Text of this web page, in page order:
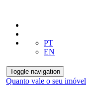
PT
EN
Toggle navigation
Quanto vale o seu imóvel